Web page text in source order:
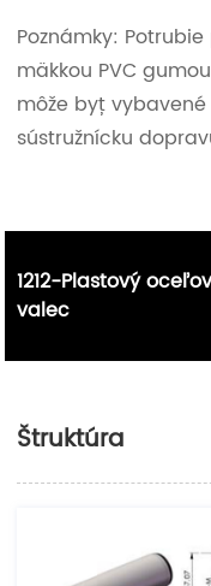
Poznámky:
mäkkou PVC
môže byť
sústružnícku
1212-Plastový
valec
Štruktúra